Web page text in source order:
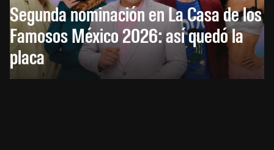
Segunda nominación en La Casa de los
Famosos México 2026: así quedó la
placa